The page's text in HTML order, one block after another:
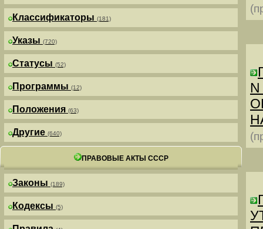
Классификаторы (181)
Указы (720)
Статусы (52)
Программы (12)
Положения (63)
Другие (640)
ПРАВОВЫЕ АКТЫ СССР
Законы (189)
Кодексы (5)